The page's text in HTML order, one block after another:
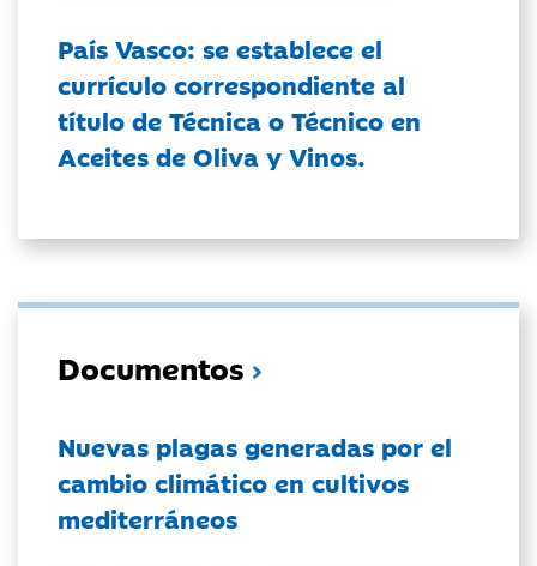
País Vasco: se establece el
currículo correspondiente al
título de Técnica o Técnico en
Aceites de Oliva y Vinos.
Documentos
Nuevas plagas generadas por el
cambio climático en cultivos
mediterráneos